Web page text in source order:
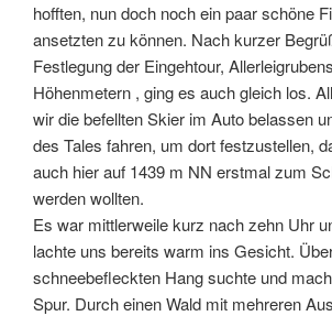
hofften, nun doch noch ein paar schöne
ansetzten zu können. Nach kurzer
Festlegung der Eingehtour,
Höhenmetern , ging es auch gleich los.
wir die befellten Skier im Auto belassen
des Tales fahren, um dort festzustellen,
auch hier auf 1439 m NN erstmal zum
werden wollten.
Es war mittlerweile kurz nach zehn Uhr
lachte uns bereits warm ins Gesicht.
schneebefleckten Hang suchte und
Spur. Durch einen Wald mit mehreren